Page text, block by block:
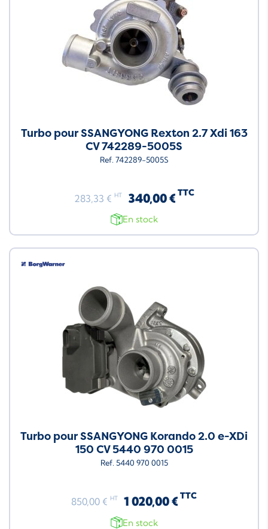
Turbo pour SSANGYONG Rexton 2.7 Xdi 163
CV 742289-5005S
Ref. 742289-5005S
283,33 € HT 340,00 € TTC
En stock
Turbo pour SSANGYONG Korando 2.0 e-XDi
150 CV 5440 970 0015
Ref. 5440 970 0015
850,00 € HT 1 020,00 € TTC
En stock